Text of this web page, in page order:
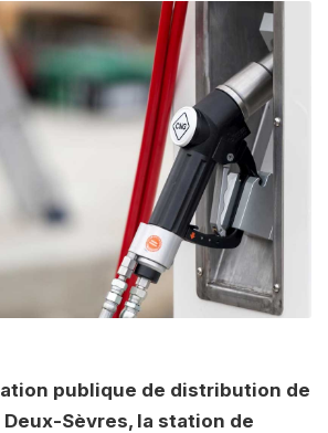
publique de distribution de
Sèvres, la station de